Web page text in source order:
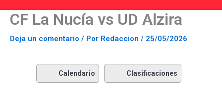
CF La Nucía vs UD Alzira
Deja un comentario / Por Redaccion / 25/05/2026
Calendario Clasificaciones